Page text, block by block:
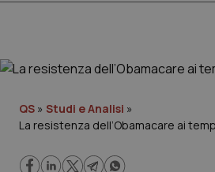
Cronache
QS » Studi e Analisi »
La resistenza dell’Obamacare ai